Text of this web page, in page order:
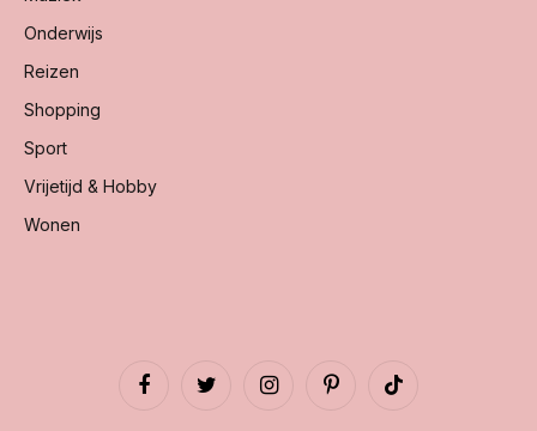
Onderwijs
Reizen
Shopping
Sport
Vrijetijd & Hobby
Wonen
FacebookTwitter InstagramPinterestTikTok